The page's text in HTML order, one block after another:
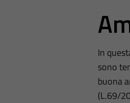
In
sono
buona
(L.69/